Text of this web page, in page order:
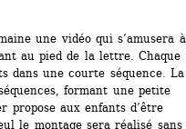
une vidéo qui s’amusera à
au pied de la lettre. Chaque
dans une courte séquence. La
formant une petite
propose aux enfants d’être
le montage sera réalisé sans